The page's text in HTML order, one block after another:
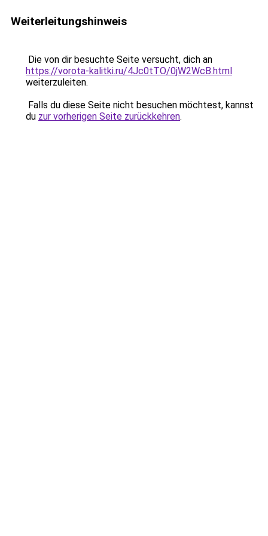
Weiterleitungshinweis
Die von dir besuchte Seite versucht, dich an
https://vorota-kalitki.ru/4Jc0tTO/0jW2WcB.html
weiterzuleiten.
Falls du diese Seite nicht besuchen möchtest, kannst
du zur vorherigen Seite zurückkehren.